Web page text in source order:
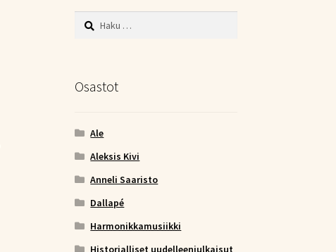
Haku:
Osastot
Ale
Aleksis Kivi
Anneli Saaristo
Dallapé
Harmonikkamusiikki
Historialliset uudelleenjulkaisut